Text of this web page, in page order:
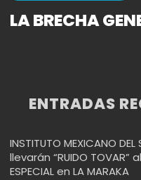
LA BRECHA
ENTRADAS
INSTITUTO MEXICANO DEL
llevarán “RUIDO
ESPECIAL en LA MARAKA